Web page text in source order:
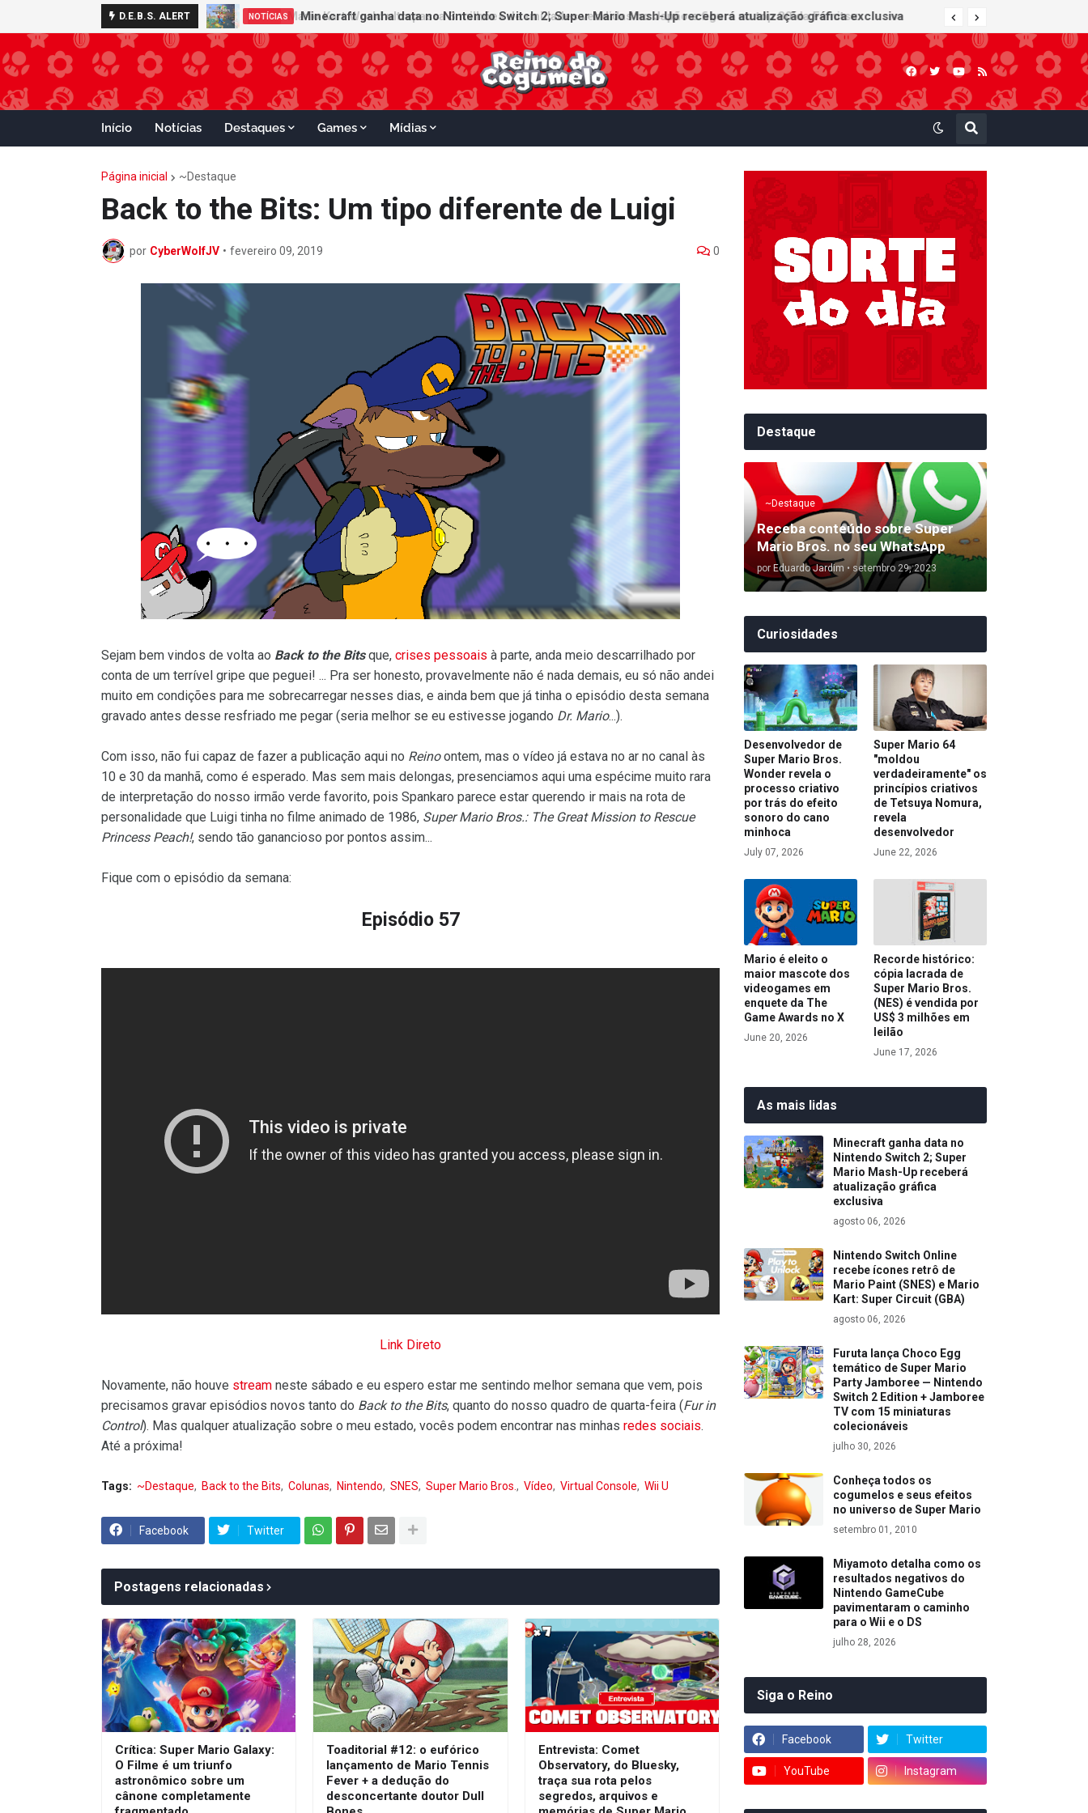
D.E.B.S. ALERT NOTÍCIAS Minecraft ganha data no Nintendo Switch 2; Super Mario Mash-Up receberá atualização gráfica exclusiva
Início Notícias Destaques Games Mídias
Página inicial ~Destaque
Back to the Bits: Um tipo diferente de Luigi
por CyberWolfJV • fevereiro 09, 2019 0
Sejam bem vindos de volta ao Back to the Bitsque, crises pessoais à parte, anda meio descarrilhado por
conta de um terrível gripe que peguei! ... Pra ser honesto, provavelmente não é nada demais, eu só não andei
muito em condições para me sobrecarregar nesses dias, e ainda bem que já tinha o episódio desta semana
gravado antes desse resfriado me pegar (seria melhor se eu estivesse jogando Dr. Mario...).
Com isso, não fui capaz de fazer a publicação aqui no Reinoontem, mas o vídeo já estava no ar no canal às
10 e 30 da manhã, como é esperado. Mas sem mais delongas, presenciamos aqui uma espécime muito rara
de interpretação do nosso irmão verde favorito, pois Spankaro parece estar querendo ir mais na rota de
personalidade que Luigi tinha no filme animado de 1986, Super Mario Bros.: The Great Mission to Rescue
Princess Peach!, sendo tão ganancioso por pontos assim...
Fique com o episódio da semana:
Episódio 57
Link Direto
Novamente, não houve stream neste sábado e eu espero estar me sentindo melhor semana que vem, pois
precisamos gravar episódios novos tanto do Back to the Bits, quanto do nosso quadro de quarta-feira (Fur in
Control). Mas qualquer atualização sobre o meu estado, vocês podem encontrar nas minhas redes sociais.
Até a próxima!
Tags: ~Destaque Back to the Bits Colunas Nintendo SNES Super Mario Bros. Vídeo Virtual Console Wii U
Facebook Twitter
Postagens relacionadas
Crítica: Super Mario Galaxy:
O Filme é um triunfo
astronômico sobre um
cânone completamente
Toaditorial #12: o eufórico
lançamento de Mario Tennis
Fever + a dedução do
desconcertante doutor Dull
Entrevista: Comet
Observatory, do Bluesky,
traça sua rota pelos
segredos, arquivos e
Destaque
~Destaque
Receba conteúdo sobre Super
Mario Bros. no seu WhatsApp
por Eduardo Jardim • setembro 29, 2023
Curiosidades
Desenvolvedor de
Super Mario Bros.
Wonder revela o
processo criativo
por trás do efeito
sonoro do cano
minhoca
July 07, 2026
Super Mario 64
"moldou
verdadeiramente" os
princípios criativos
de Tetsuya Nomura,
revela
desenvolvedor
June 22, 2026
Mario é eleito o
maior mascote dos
videogames em
enquete da The
Game Awards no X
June 20, 2026
Recorde histórico:
cópia lacrada de
Super Mario Bros.
(NES) é vendida por
US$ 3 milhões em
leilão
June 17, 2026
As mais lidas
Minecraft ganha data no
Nintendo Switch 2; Super
Mario Mash-Up receberá
atualização gráfica
exclusiva
agosto 06, 2026
Nintendo Switch Online
recebe ícones retrô de
Mario Paint (SNES) e Mario
Kart: Super Circuit (GBA)
agosto 06, 2026
Furuta lança Choco Egg
temático de Super Mario
Party Jamboree — Nintendo
Switch 2 Edition + Jamboree
TV com 15 miniaturas
colecionáveis
julho 30, 2026
Conheça todos os
cogumelos e seus efeitos
no universo de Super Mario
setembro 01, 2010
Miyamoto detalha como os
resultados negativos do
Nintendo GameCube
pavimentaram o caminho
para o Wii e o DS
julho 28, 2026
Siga o Reino
Facebook Twitter
YouTube Instagram